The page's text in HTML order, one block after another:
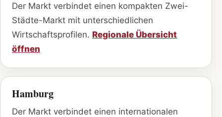
Der Markt verbindet einen kompakten Zwei-
Städte-Markt mit unterschiedlichen
Wirtschaftsprofilen. Regionale Übersicht
öffnen
Hamburg
Der Markt verbindet einen internationalen